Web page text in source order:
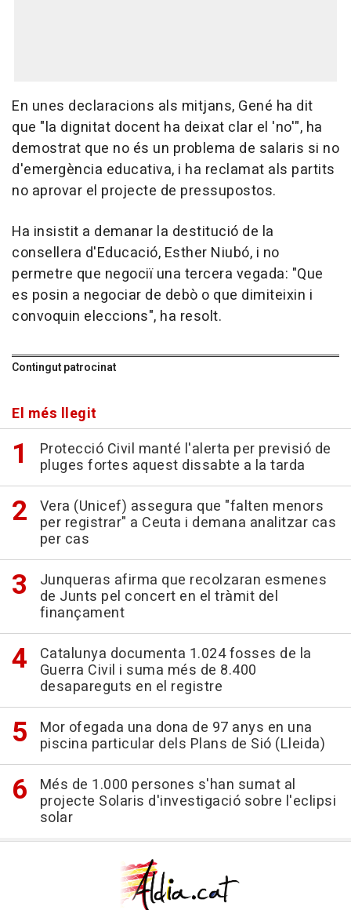
En unes declaracions als mitjans, Gené ha dit
que "la dignitat docent ha deixat clar el 'no'", ha
demostrat que no és un problema de salaris si no
d'emergència educativa, i ha reclamat als partits
no aprovar el projecte de pressupostos.
Ha insistit a demanar la destitució de la
consellera d'Educació, Esther Niubó, i no
permetre que negociï una tercera vegada: "Que
es posin a negociar de debò o que dimiteixin i
convoquin eleccions", ha resolt.
Contingut patrocinat
El més llegit
Protecció Civil manté l'alerta per previsió de
pluges fortes aquest dissabte a la tarda
Vera (Unicef) assegura que "falten menors
per registrar" a Ceuta i demana analitzar cas
per cas
Junqueras afirma que recolzaran esmenes
de Junts pel concert en el tràmit del
finançament
Catalunya documenta 1.024 fosses de la
Guerra Civil i suma més de 8.400
desapareguts en el registre
Mor ofegada una dona de 97 anys en una
piscina particular dels Plans de Sió (Lleida)
Més de 1.000 persones s'han sumat al
projecte Solaris d'investigació sobre l'eclipsi
solar